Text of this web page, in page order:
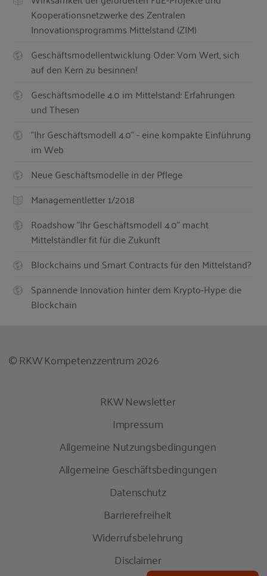
Kooperationsnetzwerke des Zentralen
Innovationsprogramms Mittelstand (ZIM)
Geschäftsmodellentwicklung Oder: Vom Wert, sich
auf den Kern zu besinnen!
Geschäftsmodelle 4.0 im Mittelstand: Erfahrungen
und Thesen
"Ihr Geschäftsmodell 4.0" - eine kompakte Einführung
im Web
Neue Geschäftsmodelle in der Pflege
Managementletter 1/2018
Roadshow "Ihr Geschäftsmodell 4.0" macht
Mittelständler fit für die Zukunft
Blockchains und Smart Contracts für den Mittelstand?
Spannende Innovation hinter dem Krypto-Hype: die
Blockchain
© RKW Kompetenzzentrum 2026
RKW Newsletter
Impressum
Allgemeine Nutzungsbedingungen
Allgemeine Geschäftsbedingungen
Datenschutz
Barrierefreiheit
Widerrufsbelehrung
Disclaimer